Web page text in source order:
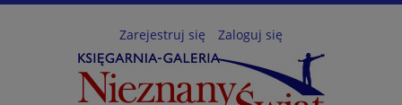
Zarejestruj się Zaloguj się